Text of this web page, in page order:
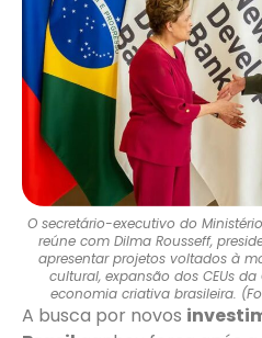
O secretário-executivo do
reúne com Dilma Rousseff,
apresentar projetos voltados à
cultural, expansão dos CEUs
economia criativa brasileira.
A busca por novos